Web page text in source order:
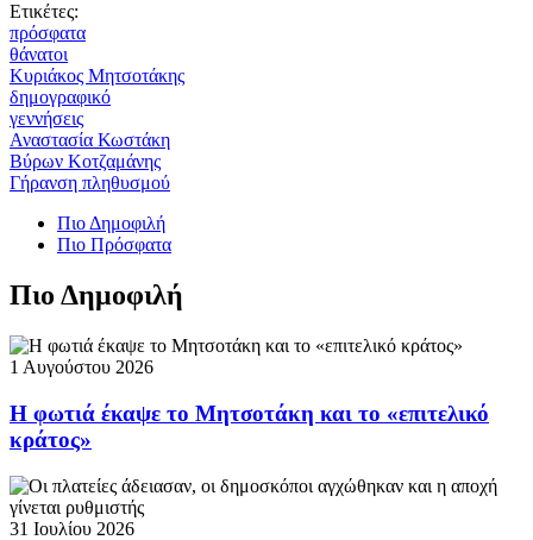
Ετικέτες:
πρόσφατα
θάνατοι
Κυριάκος Μητσοτάκης
δημογραφικό
γεννήσεις
Αναστασία Κωστάκη
Βύρων Κοτζαμάνης
Γήρανση πληθυσμού
Πιο Δημοφιλή
Πιο Πρόσφατα
Πιο Δημοφιλή
1 Αυγούστου 2026
Η φωτιά έκαψε το Μητσοτάκη και το «επιτελικό
κράτος»
31 Ιουλίου 2026